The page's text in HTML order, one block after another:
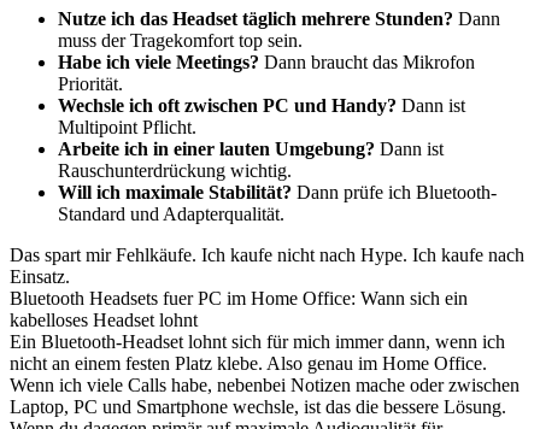
Nutze ich das Headset täglich mehrere Stunden? Dann
muss der Tragekomfort top sein.
Habe ich viele Meetings? Dann braucht das Mikrofon
Priorität.
Wechsle ich oft zwischen PC und Handy? Dann ist
Multipoint Pflicht.
Arbeite ich in einer lauten Umgebung? Dann ist
Rauschunterdrückung wichtig.
Will ich maximale Stabilität? Dann prüfe ich Bluetooth-
Standard und Adapterqualität.
Das spart mir Fehlkäufe. Ich kaufe nicht nach Hype. Ich kaufe nach
Einsatz.
Bluetooth Headsets fuer PC im Home Office: Wann sich ein
kabelloses Headset lohnt
Ein Bluetooth-Headset lohnt sich für mich immer dann, wenn ich
nicht an einem festen Platz klebe. Also genau im Home Office.
Wenn ich viele Calls habe, nebenbei Notizen mache oder zwischen
Laptop, PC und Smartphone wechsle, ist das die bessere Lösung.